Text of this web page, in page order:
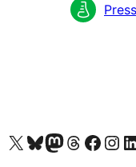
Besøk vår konto på X Visit our Bluesky account
Besøk vår Mastodon-konto
Visit our Threads account
Besøk vår Facebook-side
Besøk vår